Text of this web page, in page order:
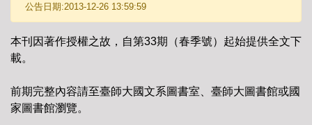
公告日期:2013-12-26 13:59:59
本刊因著作授權之故，自第33期（春季號）起始提供全文下
載。
前期完整內容請至臺師大國文系圖書室、臺師大圖書館或國
家圖書館瀏覽。